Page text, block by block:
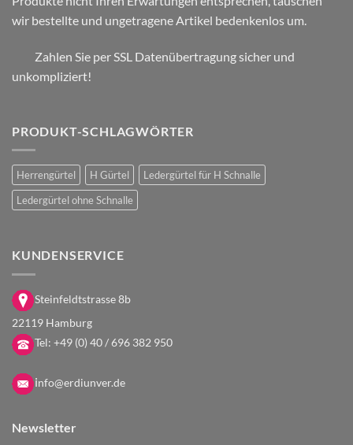
wir bestellte und ungetragene Artikel bedenkenlos um.
Zahlen Sie per SSL Datenübertragung sicher und
unkompliziert!
PRODUKT-SCHLAGWÖRTER
Herrengürtel H Gürtel
Ledergürtel für H Schnalle
Ledergürtel ohne Schnalle
KUNDENSERVICE
Steinfeldtstrasse 8b
22119 Hamburg
Tel: +49 (0) 40 / 696 382 950
info@erdiunver.de
Newsletter